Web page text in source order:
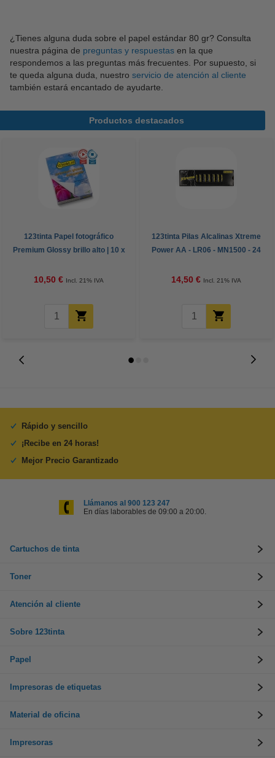
¿Tienes alguna duda sobre el papel estándar 80 gr? Consulta
nuestra página de preguntas y respuestas en la que
respondemos a las preguntas más frecuentes. Por supuesto, si
te queda alguna duda, nuestro servicio de atención al cliente
también estará encantado de ayudarte.
Productos destacados
123tinta Papel fotográfico
Premium Glossy brillo alto | 10 x
10,50 € Incl. 21% IVA
123tinta Pilas Alcalinas Xtreme
Power AA - LR06 - MN1500 - 24
14,50 € Incl. 21% IVA
Rápido y sencillo
¡Recibe en 24 horas!
Mejor Precio Garantizado
Llámanos al 900 123 247
En días laborables de 09:00 a 20:00.
Cartuchos de tinta
Toner
Atención al cliente
Sobre 123tinta
Papel
Impresoras de etiquetas
Material de oficina
Impresoras